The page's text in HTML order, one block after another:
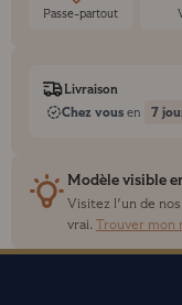
Passe-partout
Livraison
Chez vous en 7
Modèle visible
Visitez l'un de
vrai.Trouver mon